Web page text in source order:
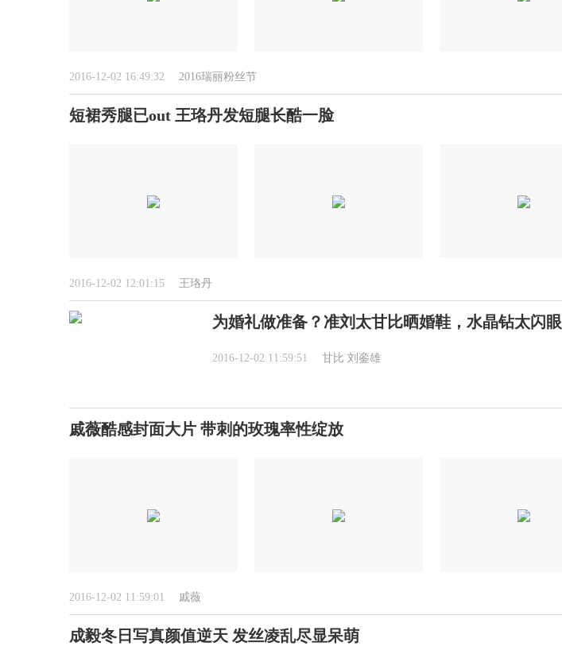
2016-12-02 16:49:32 2016瑞丽粉丝节
短裙秀腿已out 王珞丹发短腿长酷一脸
2016-12-02 12:01:15 王珞丹
为婚礼做准备？准刘太甘比晒婚鞋，水晶钻太闪眼
2016-12-02 11:59:51 甘比 刘銮雄
戚薇酷感封面大片 带刺的玫瑰率性绽放
2016-12-02 11:59:01 戚薇
成毅冬日写真颜值逆天 发丝凌乱尽显呆萌